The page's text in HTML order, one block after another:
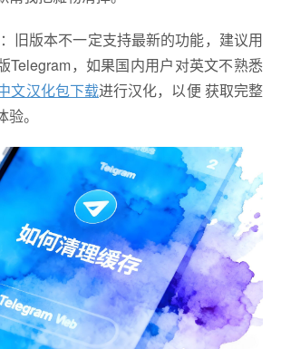
版本不一定支持最新的功能，建议用
Telegram，如果国内用户对英文不熟悉
文汉化包下载进行汉化，以便 获取完整
。